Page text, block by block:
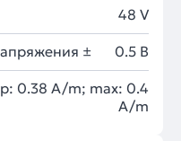
48 V
± 0.5 В
0.38 A/m; max: 0.4
A/m